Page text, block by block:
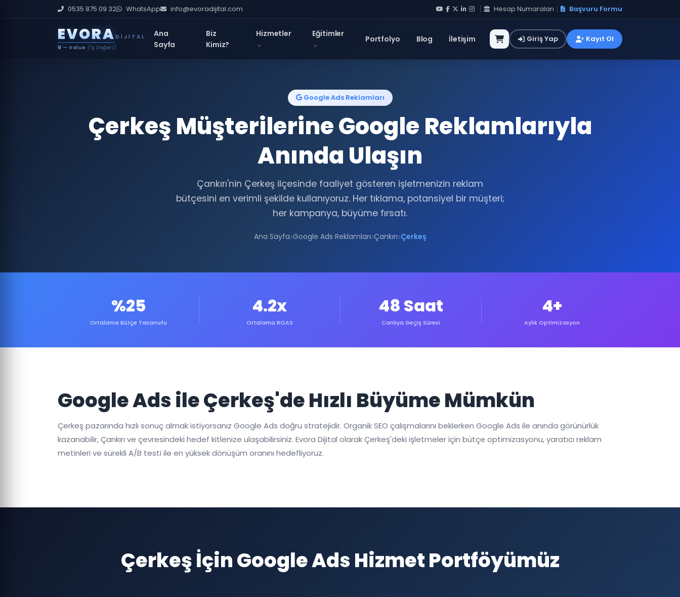
0535 875 09 32 WhatsApp info@evoradijital.com Hesap Numaraları Başvuru Formu
EVORA DIJITAL
V — Value (İş Değeri)
Ana
Sayfa
Biz
Kimiz?
Hizmetler Eğitimler
Portfolyo Blog İletişim Giriş Yap Kayıt Ol
Google Ads Reklamları
Çerkeş Müşterilerine Google Reklamlarıyla
Anında Ulaşın
Çankırı'nin Çerkeş ilçesinde faaliyet gösteren işletmenizin reklam
bütçesini en verimli şekilde kullanıyoruz. Her tıklama, potansiyel bir müşteri;
her kampanya, büyüme fırsatı.
Ana Sayfa Google Ads Reklamları Çankırı Çerkeş
%25
Ortalama Bütçe Tasarrufu
4.2x
Ortalama ROAS
48 Saat
Canlıya Geçiş Süresi
4+
Aylık Optimizasyon
Google Ads ile Çerkeş'de Hızlı Büyüme Mümkün
Çerkeş pazarında hızlı sonuç almak istiyorsanız Google Ads doğru stratejidir. Organik SEO çalışmalarını beklerken Google Ads ile anında görünürlük
kazanabilir, Çankırı ve çevresindeki hedef kitlenize ulaşabilirsiniz. Evora Dijital olarak Çerkeş'deki işletmeler için bütçe optimizasyonu, yaratıcı reklam
metinleri ve sürekli A/B testi ile en yüksek dönüşüm oranını hedefliyoruz.
Çerkeş İçin Google Ads Hizmet Portföyümüz